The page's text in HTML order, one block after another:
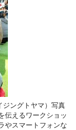
ジングトヤマ）写真
伝えるワークショッ
やスマートフォンな